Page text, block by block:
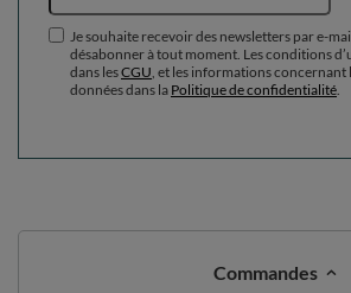
Je souhaite recevoir des newsletters par e-
désabonner à tout moment. Les conditions
dans lesCGU , et les informations
données dans la Politique de confidentialité
Commandes